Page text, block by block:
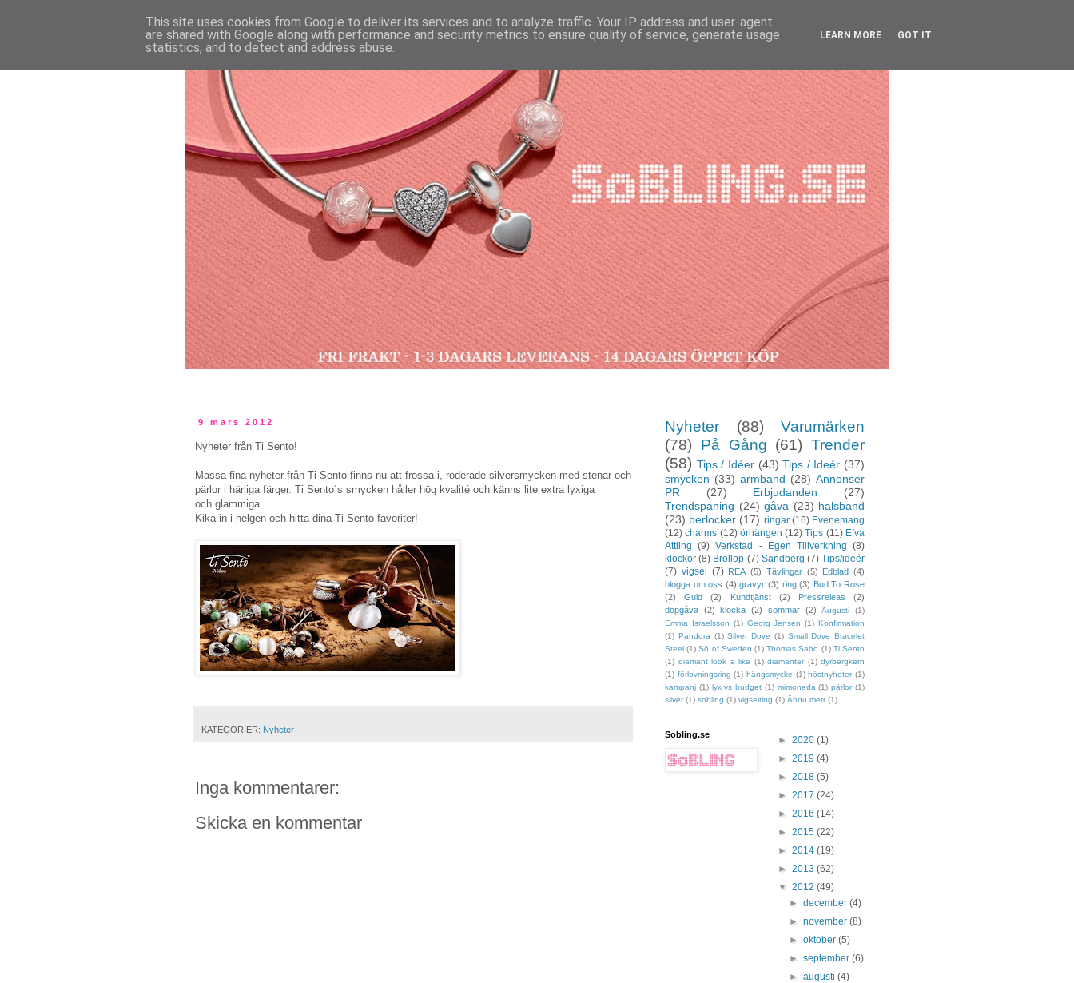
9 mars 2012
Nyheter från Ti Sento!
Massa fina nyheter från Ti Sento finns nu att frossa i, roderade silversmycken med stenar och
pärlor i härliga färger. Ti Sento´s smycken håller hög kvalité och känns lite extra lyxiga
och glammiga.
Kika in i helgen och hitta dina Ti Sento favoriter!
KATEGORIER: Nyheter
Inga kommentarer:
Skicka en kommentar
Nyheter (88)
Varumärken
(78)
På Gång (61) Trender
(58) Tips / Idéer (43) Tips / Ideér (37)
smycken (33) armband (28) Annonser
PR
(27) Erbjudanden
(27)
Trendspaning (24) gåva (23) halsband
(23) berlocker (17) ringar (16) Evenemang
(12) charms (12) örhängen (12) Tips (11) Efva
Attling (9) Verkstad - Egen Tillverkning (8)
klockor (8) Bröllop (7) Sandberg (7) Tips/ideér
(7) vigsel (7) REA (5) Tävlingar (5) Edblad (4)
blogga om oss (4) gravyr (3) ring (3) Bud To Rose
(2)
Guld (2) Kundtjänst (2) Pressreleas
(2)
dopgåva (2) klocka (2) sommar (2) Augusti
(1)
Emma Israelsson (1) Georg Jensen (1) Konfirmation
(1) Pandora (1) Silver Dove (1) Small Dove Bracelet
Steel (1) Sö of Sweden (1) Thomas Sabo (1) Ti Sento
(1) diamant look a like (1) diamanter (1) dyrbergkern
(1) förlovningsring (1) hängsmycke (1) höstnyheter (1)
kampanj (1) lyx vs budget (1) mimoneda (1) pärlor (1)
silver (1) sobling (1) vigselring (1) Ännu metr (1)
Sobling.se ► 2020 (1)
► 2019 (4)
► 2018 (5)
► 2017 (24)
► 2016 (14)
► 2015 (22)
► 2014 (19)
► 2013 (62)
▼ 2012 (49)
►december(4)
►november(8)
►oktober(5)
►september(6)
►augusti(4)
This site uses cookies from Google to deliver its services and to analyze traffic. Your IP address and user-agent
are shared with Google along with performance and security metrics to ensure quality of service, generate usage
statistics, and to detect and address abuse.
LEARN MORE GOT IT